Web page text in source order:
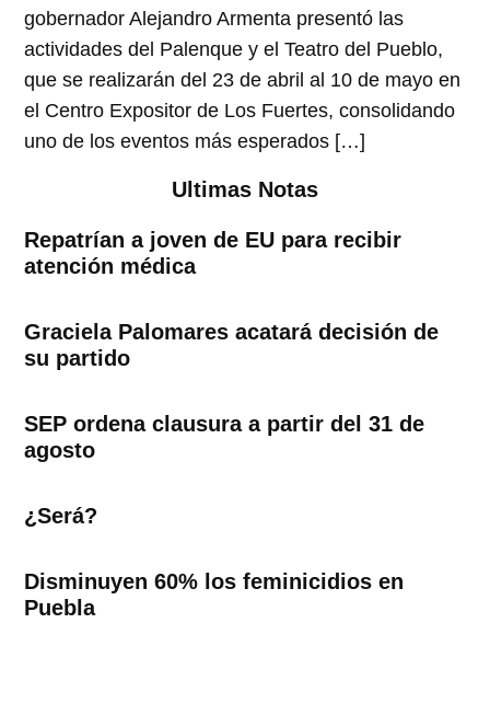
gobernador Alejandro Armenta presentó las
actividades del Palenque y el Teatro del Pueblo,
que se realizarán del 23 de abril al 10 de mayo en
el Centro Expositor de Los Fuertes, consolidando
uno de los eventos más esperados […]
Ultimas Notas
Repatrían a joven de EU para recibir
atención médica
Graciela Palomares acatará decisión de
su partido
SEP ordena clausura a partir del 31 de
agosto
¿Será?
Disminuyen 60% los feminicidios en
Puebla